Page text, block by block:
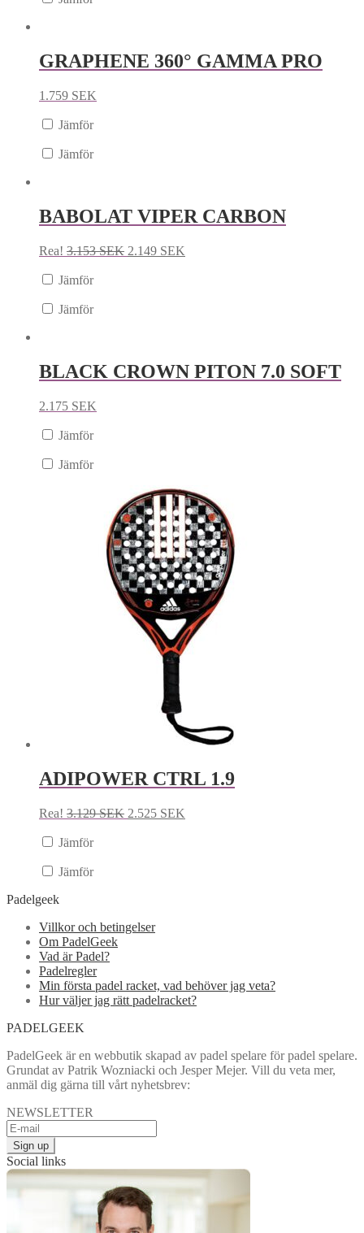
GRAPHENE 360° GAMMA PRO
1.759 SEK
Jämför
Jämför
BABOLAT VIPER CARBON
Rea! 3.153SEK 2.149 SEK
Jämför
Jämför
BLACK CROWN PITON 7.0 SOFT
2.175 SEK
Jämför
Jämför
ADIPOWER CTRL 1.9
Rea! 3.129SEK 2.525 SEK
Jämför
Jämför
Padelgeek
Villkor och betingelser
Om PadelGeek
Vad är Padel?
Padelregler
Min första padel racket, vad behöver jag veta?
Hur väljer jag rätt padelracket?
PADELGEEK
PadelGeek är en webbutik skapad av padel spelare för padel spelare.
Grundat av Patrik Wozniacki och Jesper Mejer. Vill du veta mer,
anmäl dig gärna till vårt nyhetsbrev:
NEWSLETTER
Social links